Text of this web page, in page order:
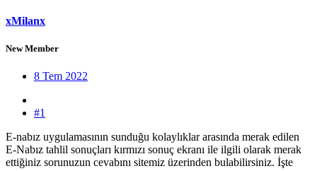
xMilanx
New Member
8 Tem 2022
#1
E-nabız uygulamasının sunduğu kolaylıklar arasında merak edilen
E-Nabız tahlil sonuçları kırmızı sonuç ekranı ile ilgili olarak merak
ettiğiniz sorunuzun cevabını sitemiz üzerinden bulabilirsiniz. İşte